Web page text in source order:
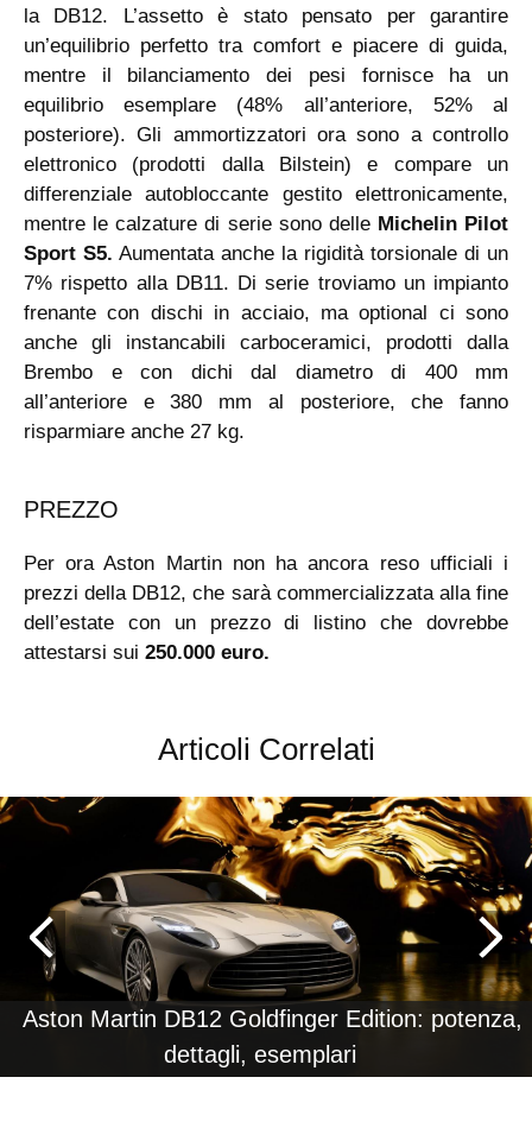
la DB12. L’assetto è stato pensato per garantire
un’equilibrio perfetto tra comfort e piacere di guida,
mentre il bilanciamento dei pesi fornisce ha un
equilibrio esemplare (48% all’anteriore, 52% al
posteriore). Gli ammortizzatori ora sono a controllo
elettronico (prodotti dalla Bilstein) e compare un
differenziale autobloccante gestito elettronicamente,
mentre le calzature di serie sono delle Michelin Pilot
Sport S5. Aumentata anche la rigidità torsionale di un
7% rispetto alla DB11. Di serie troviamo un impianto
frenante con dischi in acciaio, ma optional ci sono
anche gli instancabili carboceramici, prodotti dalla
Brembo e con dichi dal diametro di 400 mm
all’anteriore e 380 mm al posteriore, che fanno
risparmiare anche 27 kg.
PREZZO
Per ora Aston Martin non ha ancora reso ufficiali i
prezzi della DB12, che sarà commercializzata alla fine
dell’estate con un prezzo di listino che dovrebbe
attestarsi sui 250.000 euro.
Articoli Correlati
Aston Martin DB12 Goldfinger Edition: potenza,
dettagli, esemplari